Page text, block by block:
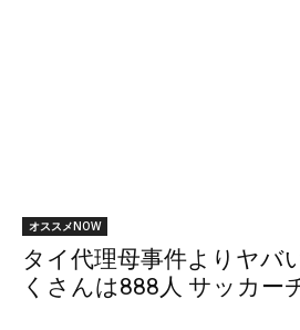
オススメNOW
タイ代理母事件よりヤバ
くさんは888人 サッカー